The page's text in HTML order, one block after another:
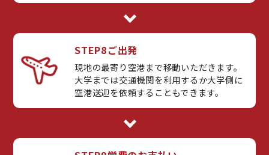
STEP8ご出発
現地の最寄り空港まで移動いただきます。
大学までは交通機関を利用するか大学側に
空港送迎を依頼することもできます。